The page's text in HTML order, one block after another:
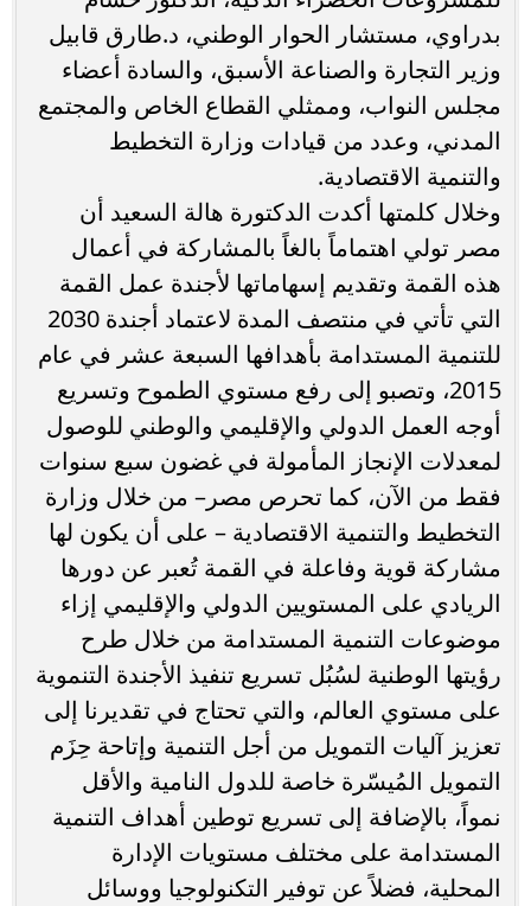
بدراوي، مستشار الحوار الوطني، د.طارق قابيل
وزير التجارة والصناعة الأسبق، والسادة أعضاء
مجلس النواب، وممثلي القطاع الخاص والمجتمع
المدني، وعدد من قيادات وزارة التخطيط
والتنمية الاقتصادية.
وخلال كلمتها أكدت الدكتورة هالة السعيد أن
مصر تولي اهتماماً بالغاً بالمشاركة في أعمال
هذه القمة وتقديم إسهاماتها لأجندة عمل القمة
التي تأتي في منتصف المدة لاعتماد أجندة 2030
للتنمية المستدامة بأهدافها السبعة عشر في عام
2015، وتصبو إلى رفع مستوي الطموح وتسريع
أوجه العمل الدولي والإقليمي والوطني للوصول
لمعدلات الإنجاز المأمولة في غضون سبع سنوات
فقط من الآن، كما تحرص مصر– من خلال وزارة
التخطيط والتنمية الاقتصادية – على أن يكون لها
مشاركة قوية وفاعلة في القمة تُعبر عن دورها
الريادي على المستويين الدولي والإقليمي إزاء
موضوعات التنمية المستدامة من خلال طرح
رؤيتها الوطنية لسُبُل تسريع تنفيذ الأجندة التنموية
على مستوي العالم، والتي تحتاج في تقديرنا إلى
تعزيز آليات التمويل من أجل التنمية وإتاحة حِزَم
التمويل المُيسّرة خاصة للدول النامية والأقل
نمواً، بالإضافة إلى تسريع توطين أهداف التنمية
المستدامة على مختلف مستويات الإدارة
المحلية، فضلاً عن توفير التكنولوجيا ووسائل